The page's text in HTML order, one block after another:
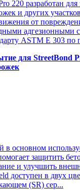
220 разработан
и других
от
адгезионными
ASTM E 303 по
для StreetBond
в основном
защитить
и улучшить
доступен в двух
(SR) сер...